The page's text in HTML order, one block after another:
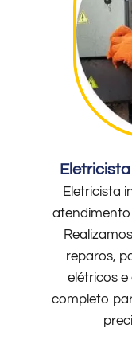
Eletricista
reparos,
elétricos e
completo